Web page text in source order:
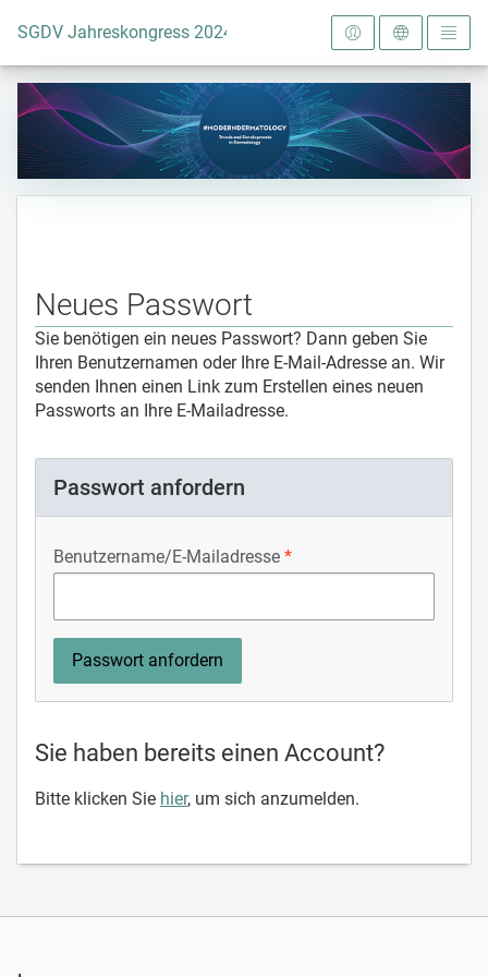
Zur Startseite
SGDV Jahreskongress 2024
Neues Passwort
Sie benötigen ein neues Passwort? Dann geben Sie
Ihren Benutzernamen oder Ihre E-Mail-Adresse an. Wir
senden Ihnen einen Link zum Erstellen eines neuen
Passworts an Ihre E-Mailadresse.
Passwort anfordern
Benutzername/E-Mailadresse
Sie haben bereits einen Account?
Bitte klicken Sie hier, um sich anzumelden.